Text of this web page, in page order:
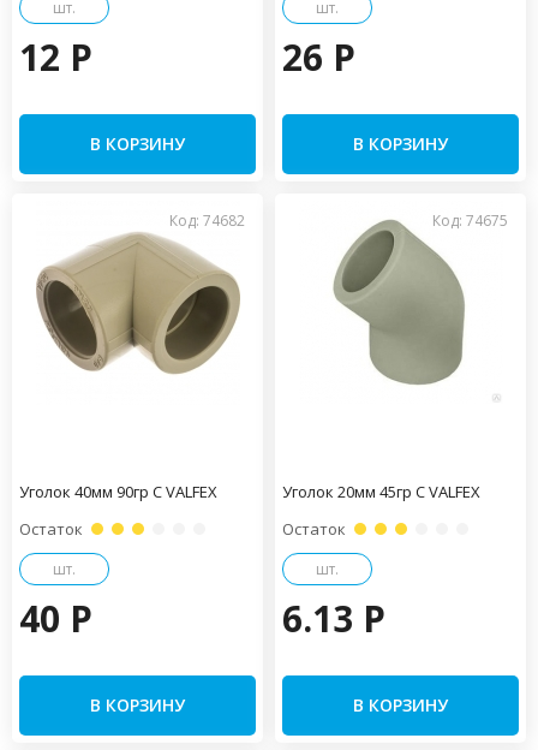
шт.
12 P
В КОРЗИНУ
шт.
26 P
В КОРЗИНУ
Код: 74682
Уголок 40мм 90гр С VALFEX
Остаток
шт.
40 P
В КОРЗИНУ
Код: 74675
Уголок 20мм 45гр С VALFEX
Остаток
шт.
6.13 P
В КОРЗИНУ